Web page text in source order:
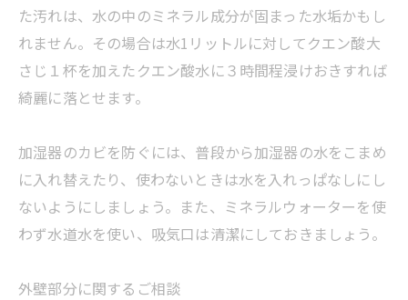
た汚れは、水の中のミネラル成分が固まった水垢かもし
れません。その場合は水1リットルに対してクエン酸大
さじ１杯を加えたクエン酸水に３時間程浸けおきすれば
綺麗に落とせます。
加湿器のカビを防ぐには、普段から加湿器の水をこまめ
に入れ替えたり、使わないときは水を入れっぱなしにし
ないようにしましょう。また、ミネラルウォーターを使
わず水道水を使い、吸気口は清潔にしておきましょう。
外壁部分に関するご相談